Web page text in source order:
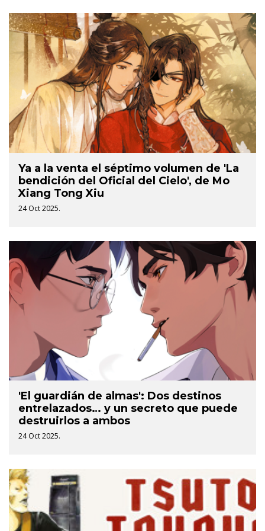
Ya a la venta el séptimo volumen de 'La
bendición del Oficial del Cielo', de Mo
Xiang Tong Xiu
24 Oct 2025.
'El guardián de almas': Dos destinos
entrelazados… y un secreto que puede
destruirlos a ambos
24 Oct 2025.